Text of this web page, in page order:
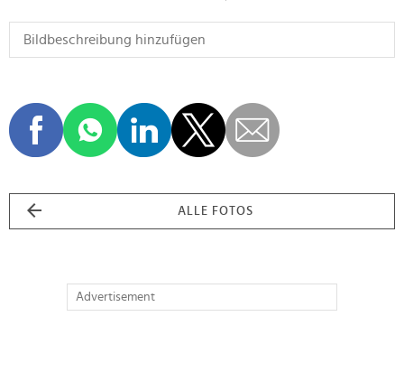
ALLE FOTOS
Advertisement